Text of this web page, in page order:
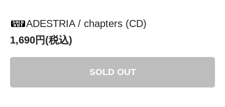
ADESTRIA / chapters (CD)
1,690円(税込)
SOLD OUT